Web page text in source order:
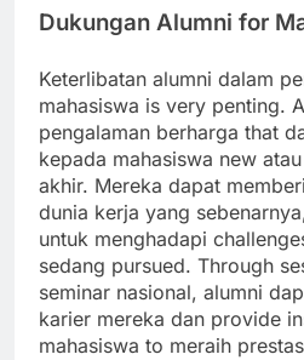
Dukungan Alumni for
Keterlibatan alumni dalam
mahasiswa is very penting.
pengalaman berharga that
kepada mahasiswa new
akhir. Mereka dapat
dunia kerja yang
untuk menghadapi
sedang pursued. Through
seminar nasional, alumni
karier mereka dan provide
mahasiswa to meraih